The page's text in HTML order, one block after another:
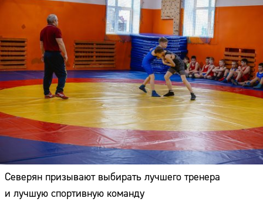
Северян призывают выбирать лучшего тренера
и лучшую спортивную команду